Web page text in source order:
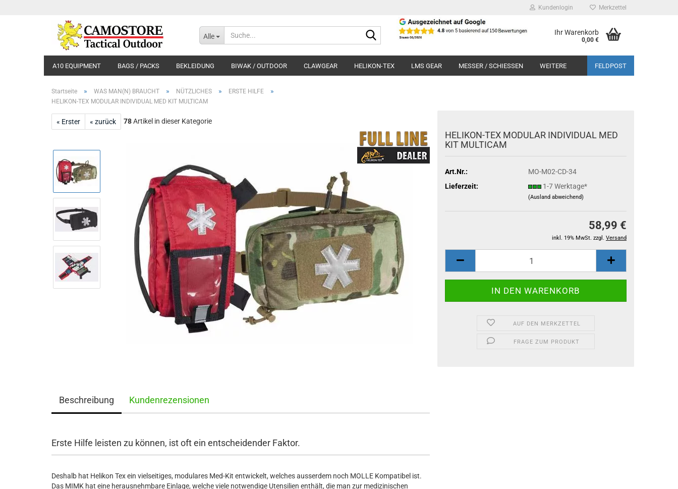
Kundenlogin Merkzettel
Alle
Suche... Ihr Warenkorb
0,00 €
A10 EQUIPMENT BAGS / PACKS BEKLEIDUNG BIWAK / OUTDOOR CLAWGEAR HELIKON-TEX LMS GEAR MESSER / SCHIESSEN FELDPOST
WEITERE
Startseite » WAS MAN(N) BRAUCHT » NÜTZLICHES » ERSTE HILFE »
HELIKON-TEX MODULAR INDIVIDUAL MED KIT MULTICAM
« Erster « zurück 78Artikel in dieser Kategorie
HELIKON-TEX MODULAR INDIVIDUAL MED
KIT MULTICAM
Art.Nr.:
MO-M02-CD-34
Lieferzeit:
1-7 Werktage*
(Ausland abweichend)
58,99 €
inkl. 19% MwSt. zzgl. Versand
AUF DEN MERKZETTEL
FRAGE ZUM PRODUKT
Beschreibung Kundenrezensionen
Erste Hilfe leisten zu können, ist oft ein entscheidender Faktor.
Deshalb hat Helikon Tex ein vielseitiges, modulares Med-Kit entwickelt, welches ausserdem noch MOLLE Kompatibel ist.
Das MIMK hat eine herausnehmbare Einlage, welche viele notwendige Utensilien enthält, die man zur medizinischen